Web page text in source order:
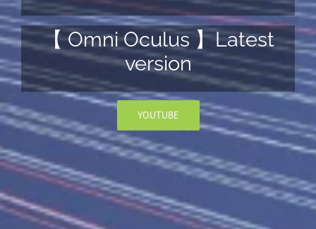
【 Omni Oculus 】Latest
version
YOUTUBE